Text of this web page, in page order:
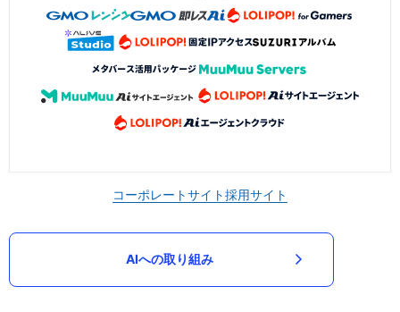
コーポレートサイト採用サイト
AIへの取り組み